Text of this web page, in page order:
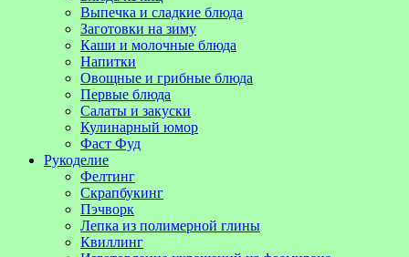
Выпечка и сладкие блюда
Заготовки на зиму
Каши и молочные блюда
Напитки
Овощные и грибные блюда
Первые блюда
Салаты и закуски
Кулинарный юмор
Фаст Фуд
Рукоделие
Фелтинг
Скрапбукинг
Пэчворк
Лепка из полимерной глины
Квиллинг